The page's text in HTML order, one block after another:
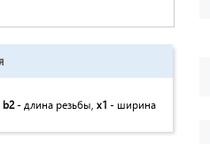
b2- длина резьбы, x1 - ширина